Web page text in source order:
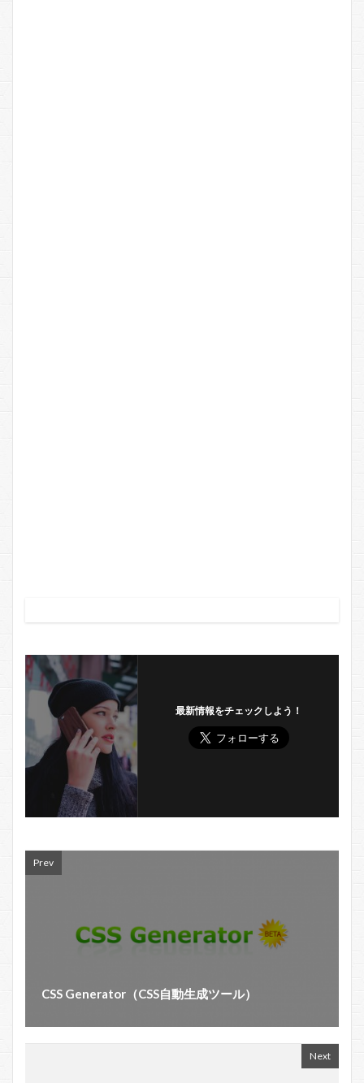
最新情報をチェックしよう！
Prev
CSS Generator（CSS自動生成ツール）
Next